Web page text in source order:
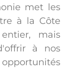
met les
à la Côte
mais
à nos
opportunités